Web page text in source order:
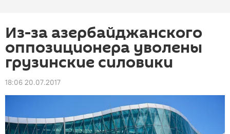
Из-за азербайджанского
оппозиционера уволены
грузинские силовики
18:06 20.07.2017